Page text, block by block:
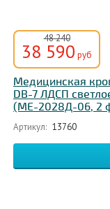
48 240
38 590 руб
Медицинская
DB-7 ЛДСП
(МЕ-2028Д-06, 2
Артикул: 13760